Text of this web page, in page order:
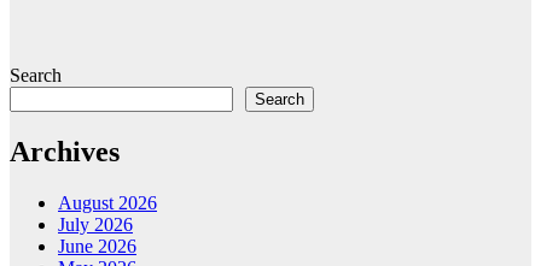
Search
Search
Archives
August 2026
July 2026
June 2026